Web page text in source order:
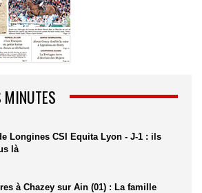
MINUTES
Longines CSI Equita Lyon - J-1 : ils
là
à Chazey sur Ain (01) : La famille